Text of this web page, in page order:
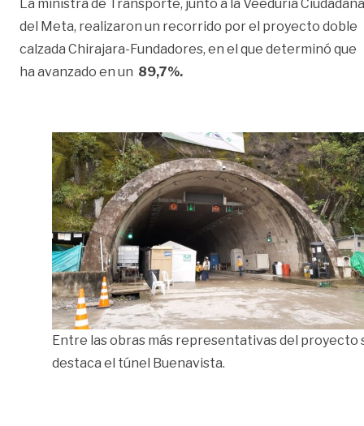
La ministra de Transporte, junto a la Veeduría Ciudadana
del Meta, realizaron un recorrido por el proyecto doble
calzada Chirajara-Fundadores, en el que determinó que
ha avanzado en un 89,7%.
Entre las obras más representativas del proyecto
destaca el túnel Buenavista.